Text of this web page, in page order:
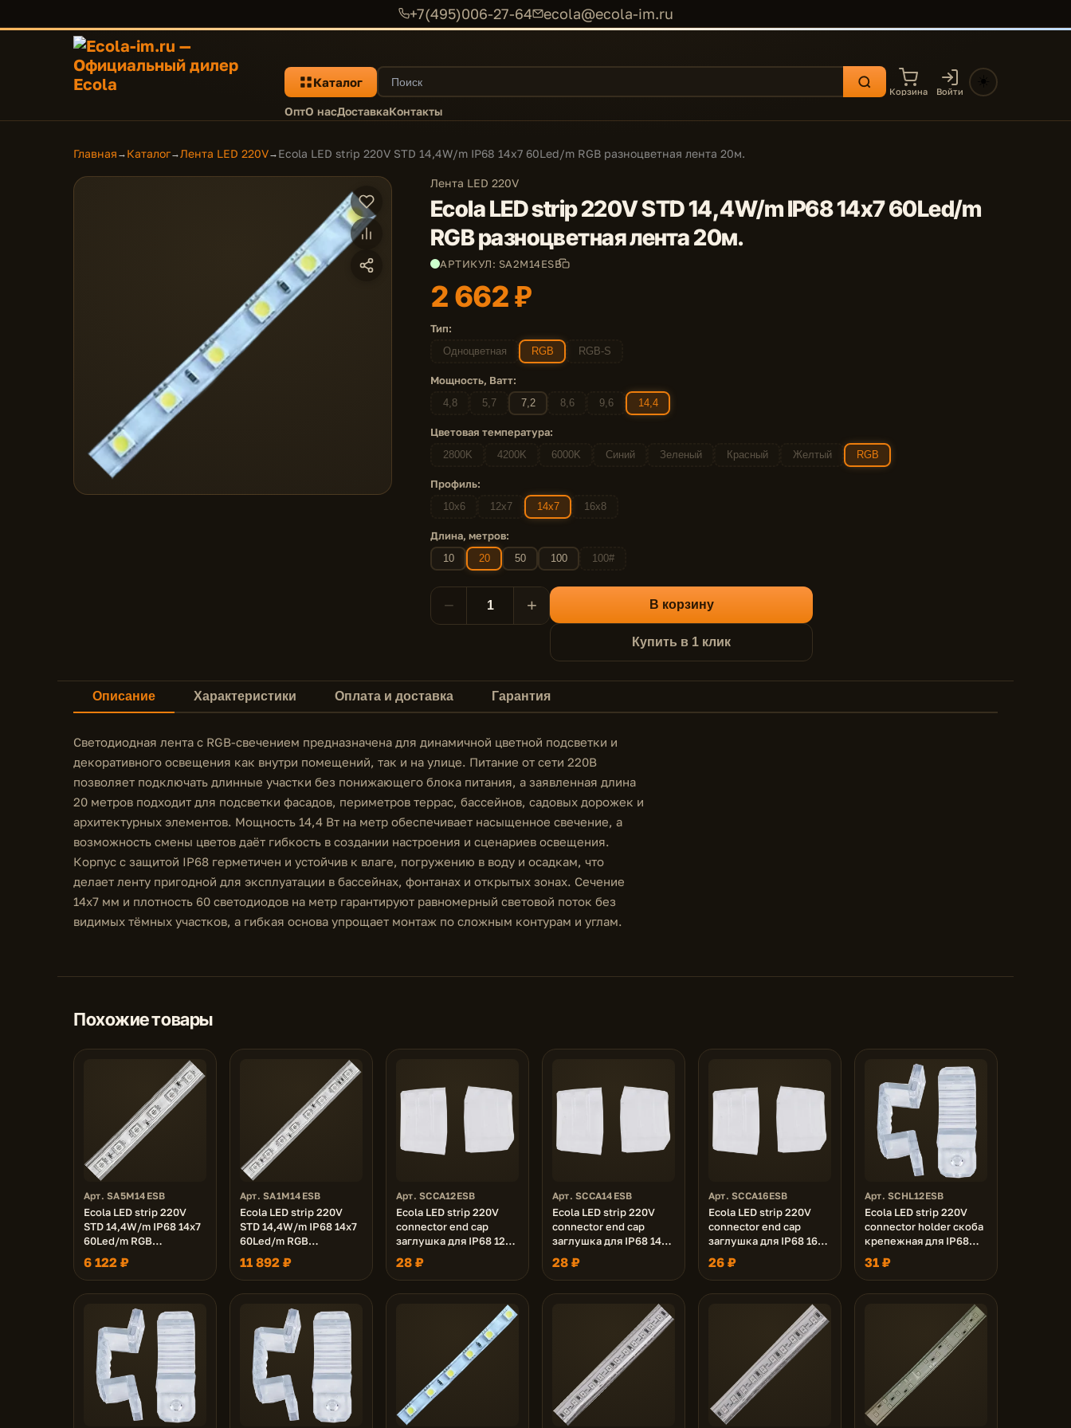
+7(495)006-27-64 ecola@ecola-im.ru
Каталог
Корзина Войти
ОптО насДоставкаКонтакты
Главная → Каталог→Лента LED 220V→ Ecola LED strip 220V STD 14,4W/m IP68 14x7 60Led/m RGB разноцветная лента 20м.
Лента LED 220V
Ecola LED strip 220V STD 14,4W/m IP68 14x7 60Led/m
RGB разноцветная лента 20м.
АРТИКУЛ: SA2M14ESB
2 662 ₽
Тип:
Одноцветная RGB RGB-S
Мощность, Ватт:
4,8 5,7 7,2 8,6 9,6 14,4
Цветовая температура:
2800K 4200K 6000K Синий Зеленый Красный Желтый RGB
Профиль:
10x6 12x7 14x7 16x8
Длина, метров:
10 20 50 100 100#
− + В корзину
Купить в 1 клик
Описание Характеристики Оплата и доставка Гарантия
Светодиодная лента с RGB-свечением предназначена для динамичной цветной подсветки и
декоративного освещения как внутри помещений, так и на улице. Питание от сети 220В
позволяет подключать длинные участки без понижающего блока питания, а заявленная длина
20 метров подходит для подсветки фасадов, периметров террас, бассейнов, садовых дорожек и
архитектурных элементов. Мощность 14,4 Вт на метр обеспечивает насыщенное свечение, а
возможность смены цветов даёт гибкость в создании настроения и сценариев освещения.
Корпус с защитой IP68 герметичен и устойчив к влаге, погружению в воду и осадкам, что
делает ленту пригодной для эксплуатации в бассейнах, фонтанах и открытых зонах. Сечение
14x7 мм и плотность 60 светодиодов на метр гарантируют равномерный световой поток без
видимых тёмных участков, а гибкая основа упрощает монтаж по сложным контурам и углам.
Похожие товары
Арт. SA5M14ESB
Ecola LED strip 220V
STD 14,4W/m IP68 14x7
60Led/m RGB
разноцветная лента
50м.
6 122 ₽
Арт. SA1M14ESB
Ecola LED strip 220V
STD 14,4W/m IP68 14x7
60Led/m RGB
разноцветная лента
100м.
11 892 ₽
Арт. SCCA12ESB
Ecola LED strip 220V
connector end cap
заглушка для IP68 12x7
ленты уп. 10шт
28 ₽
Арт. SCCA14ESB
Ecola LED strip 220V
connector end cap
заглушка для IP68 14x7
ленты уп. 10шт
28 ₽
Арт. SCCA16ESB
Ecola LED strip 220V
connector end cap
заглушка для IP68 16x8
ленты уп. 10шт
26 ₽
Арт. SCHL12ESB
Ecola LED strip 220V
connector holder скоба
крепежная для IP68
12x7 ленты уп. 10шт
31 ₽